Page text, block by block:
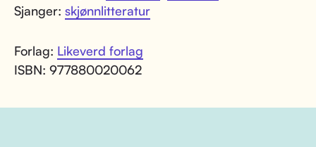
Sjanger: skjønnlitteratur
Forlag: Likeverd forlag
ISBN: 977880020062